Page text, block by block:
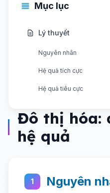
Mục lục
Lý thuyết
Nguyên nhân
Hệ quả tích cực
Hệ quả tiêu cực
Đô thị hóa:
hệ quả
1 Nguyên